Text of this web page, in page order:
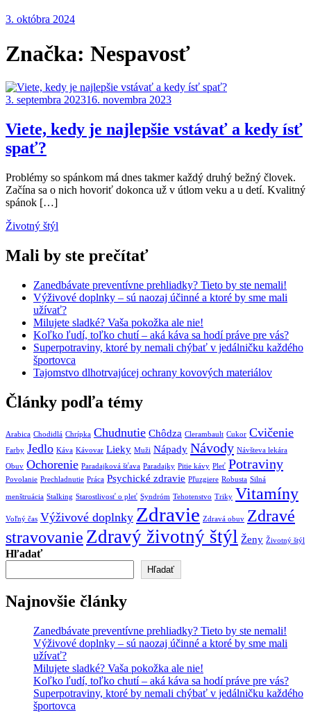
3. októbra 2024
Značka: Nespavosť
3. septembra 202316. novembra 2023
Viete, kedy je najlepšie vstávať a kedy ísť
spať?
Problémy so spánkom má dnes takmer každý druhý bežný človek.
Začína sa o nich hovoriť dokonca už v útlom veku a u detí. Kvalitný
spánok […]
Životný štýl
Mali by ste prečítať
Zanedbávate preventívne prehliadky? Tieto by ste nemali!
Výživové doplnky – sú naozaj účinné a ktoré by sme mali
užívať?
Milujete sladké? Vaša pokožka ale nie!
Koľko ľudí, toľko chutí – aká káva sa hodí práve pre vás?
Superpotraviny, ktoré by nemali chýbať v jedálničku každého
športovca
Tajomstvo dlhotrvajúcej ochrany kovových materiálov
Články podľa témy
Arabica Chodidlá Chrípka Chudnutie Chôdza Clerambault Cukor Cvičenie
Farby Jedlo Káva Kávovar Lieky Muži Nápady Návody Návšteva lekára
Obuv Ochorenie Paradajková šťava Paradajky Pitie kávy Pleť Potraviny
Povolanie Prechladnutie Práca Psychické zdravie Pľuzgiere Robusta Silná
menštruácia Stalking Starostlivosť o pleť Syndróm Tehotenstvo Triky Vitamíny
Voľný čas Výživové doplnky Zdravie Zdravá obuv Zdravé
stravovanie Zdravý životný štýl Ženy Životný štýl
Hľadať
Hľadať
Najnovšie články
Zanedbávate preventívne prehliadky? Tieto by ste nemali!
Výživové doplnky – sú naozaj účinné a ktoré by sme mali
užívať?
Milujete sladké? Vaša pokožka ale nie!
Koľko ľudí, toľko chutí – aká káva sa hodí práve pre vás?
Superpotraviny, ktoré by nemali chýbať v jedálničku každého
športovca